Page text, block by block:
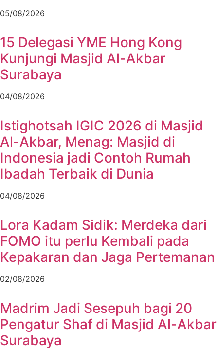
05/08/2026
15 Delegasi YME Hong Kong
Kunjungi Masjid Al-Akbar
Surabaya
04/08/2026
Istighotsah IGIC 2026 di Masjid
Al-Akbar, Menag: Masjid di
Indonesia jadi Contoh Rumah
Ibadah Terbaik di Dunia
04/08/2026
Lora Kadam Sidik: Merdeka dari
FOMO itu perlu Kembali pada
Kepakaran dan Jaga Pertemanan
02/08/2026
Madrim Jadi Sesepuh bagi 20
Pengatur Shaf di Masjid Al-Akbar
Surabaya